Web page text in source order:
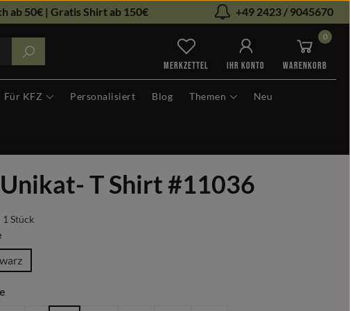
ab 50€ | Gratis Shirt ab 150€ +49 2423 / 9045670
Du hast 0 Produkte auf dem
MERKZETTEL IHR KONTO
0
WARENKORB
Für KFZ Personalisiert Blog Themen
Neu
T Shirt #11036
1 Stück
auswählen
auswählen